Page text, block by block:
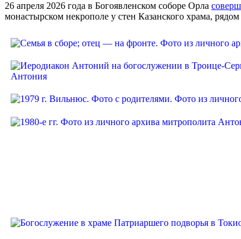
26 апреля 2026 года в Богоявленском соборе Орла
монастырском некрополе у стен Казанского храма,